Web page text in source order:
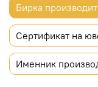
Бирка
Сертификат на
Именник